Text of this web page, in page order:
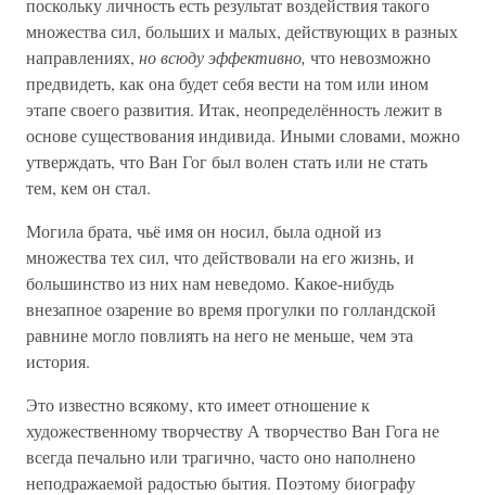
поскольку личность есть результат воздействия такого
множества сил, больших и малых, действующих в разных
направлениях, но всюду эффективно, что невозможно
предвидеть, как она будет себя вести на том или ином
этапе своего развития. Итак, неопределённость лежит в
основе существования индивида. Иными словами, можно
утверждать, что Ван Гог был волен стать или не стать
тем, кем он стал.
Могила брата, чьё имя он носил, была одной из
множества тех сил, что действовали на его жизнь, и
большинство из них нам неведомо. Какое-нибудь
внезапное озарение во время прогулки по голландской
равнине могло повлиять на него не меньше, чем эта
история.
Это известно всякому, кто имеет отношение к
художественному творчеству А творчество Ван Гога не
всегда печально или трагично, часто оно наполнено
неподражаемой радостью бытия. Поэтому биографу